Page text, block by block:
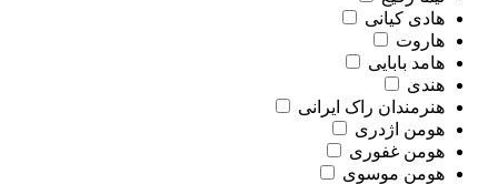
هادی کیانی
هاروت
هامد بابایی
هندی
هنرمندان راک ایرانی
هومن اژدری
هومن غفوری
هومن موسوی